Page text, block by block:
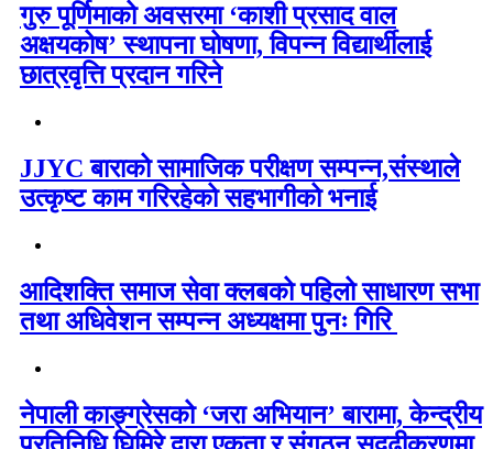
गुरु पूर्णिमाको अवसरमा ‘काशी प्रसाद वाल
अक्षयकोष’ स्थापना घोषणा, विपन्न विद्यार्थीलाई
छात्रवृत्ति प्रदान गरिने
JJYC बाराको सामाजिक परीक्षण सम्पन्न,संस्थाले
उत्कृष्ट काम गरिरहेको सहभागीको भनाई
आदिशक्ति समाज सेवा क्लबको पहिलो साधारण सभा
तथा अधिवेशन सम्पन्न अध्यक्षमा पुनः गिरि
नेपाली काङ्ग्रेसको ‘जरा अभियान’ बारामा, केन्द्रीय